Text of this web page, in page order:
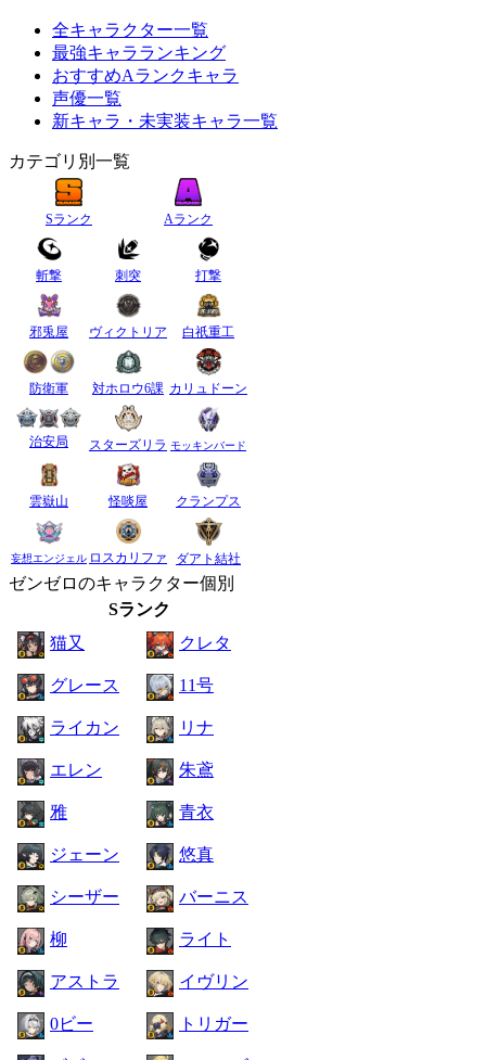
全キャラクター一覧
最強キャラランキング
おすすめAランクキャラ
声優一覧
新キャラ・未実装キャラ一覧
カテゴリ別一覧
Sランク Aランク
斬撃 刺突 打撃
邪兎屋 ヴィクトリア 白祇重工
防衛軍 対ホロウ6課 カリュドーン
治安局 スターズリラ モッキンバード
雲嶽山 怪啖屋 クランプス
妄想エンジェル ロスカリファ ダアト結社
ゼンゼロのキャラクター個別
Sランク
猫又
クレタ
グレース 11号
ライカン リナ
エレン 朱鳶
雅 青衣
ジェーン 悠真
シーザー バーニス
柳 ライト
アストラ イヴリン
0ビー トリガー